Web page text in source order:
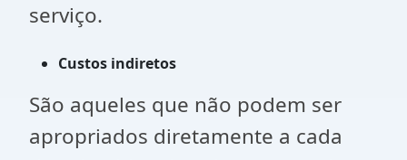
serviço.
Custos indiretos
São aqueles que não podem ser
apropriados diretamente a cada